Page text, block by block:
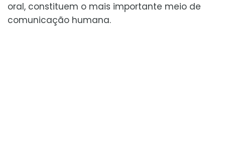
oral, constituem o mais importante meio de
comunicação humana.